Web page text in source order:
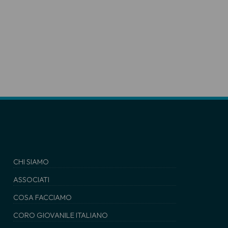
CHI SIAMO
ASSOCIATI
COSA FACCIAMO
CORO GIOVANILE ITALIANO